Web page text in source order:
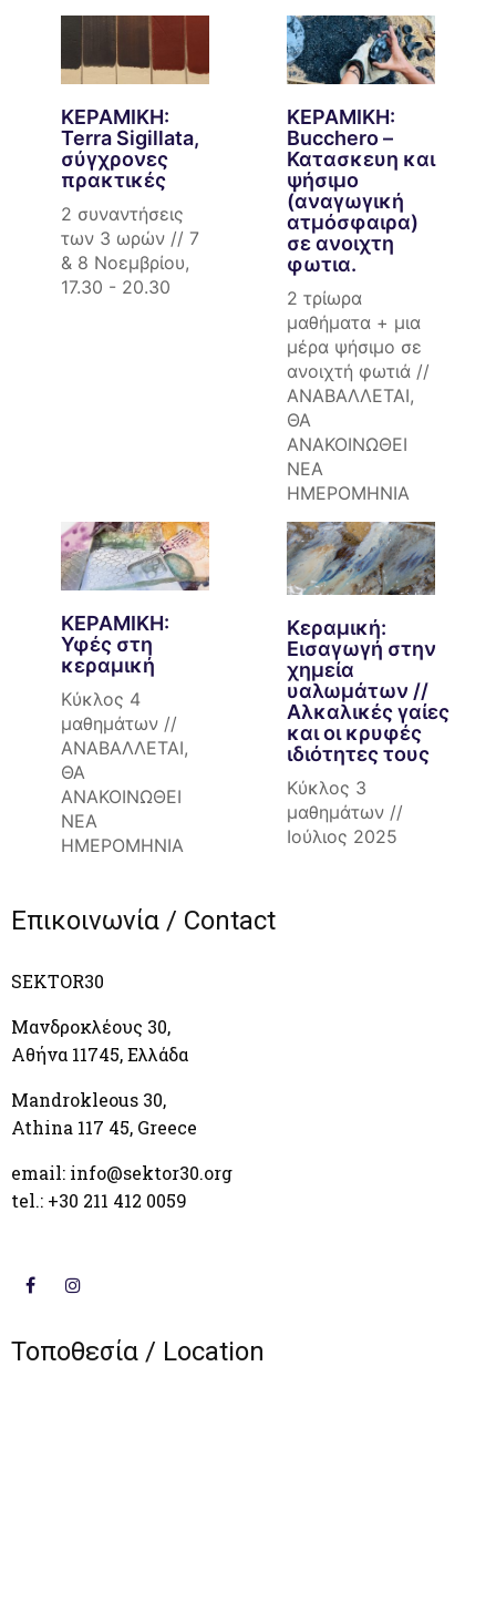
ΚΕΡΑΜΙΚΗ:
Terra Sigillata,
σύγχρονες
πρακτικές
2 συναντήσεις
των 3 ωρών // 7
& 8 Νοεμβρίου,
17.30 - 20.30
ΚΕΡΑΜΙΚΗ:
Bucchero –
Κατασκευη και
ψήσιμο
(αναγωγική
ατμόσφαιρα)
σε ανοιχτη
φωτια.
2 τρίωρα
μαθήματα + μια
μέρα ψήσιμο σε
ανοιχτή φωτιά //
ΑΝΑΒΑΛΛΕΤΑΙ,
ΘΑ
ΑΝΑΚΟΙΝΩΘΕΙ
ΝΕΑ
ΗΜΕΡΟΜΗΝΙΑ
ΚΕΡΑΜΙΚΗ:
Υφές στη
κεραμική
Κύκλος 4
μαθημάτων //
ΑΝΑΒΑΛΛΕΤΑΙ,
ΘΑ
ΑΝΑΚΟΙΝΩΘΕΙ
ΝΕΑ
ΗΜΕΡΟΜΗΝΙΑ
Κεραμική:
Εισαγωγή στην
χημεία
υαλωμάτων //
Αλκαλικές γαίες
και οι κρυφές
ιδιότητες τους
Κύκλος 3
μαθημάτων //
Ιούλιος 2025
Επικοινωνία / Contact
SEKTOR30
Μανδροκλέους 30,
Αθήνα 11745, Ελλάδα
Mandrokleous 30,
Athina 117 45, Greece
email: info@sektor30.org
tel.: +30 211 412 0059‬
Τοποθεσία / Location